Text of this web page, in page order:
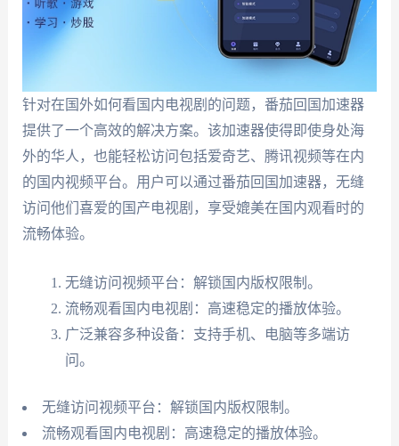
针对在国外如何看国内电视剧的问题，番茄回国加速器
提供了一个高效的解决方案。该加速器使得即使身处海
外的华人，也能轻松访问包括爱奇艺、腾讯视频等在内
的国内视频平台。用户可以通过番茄回国加速器，无缝
访问他们喜爱的国产电视剧，享受媲美在国内观看时的
流畅体验。
无缝访问视频平台：解锁国内版权限制。
流畅观看国内电视剧：高速稳定的播放体验。
广泛兼容多种设备：支持手机、电脑等多端访
问。
无缝访问视频平台：解锁国内版权限制。
流畅观看国内电视剧：高速稳定的播放体验。